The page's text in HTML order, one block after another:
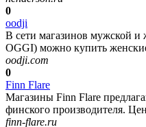
0
oodji
В сети магазинов мужской
OGGI) можно купить
oodji.com
0
Finn Flare
Магазины Finn Flare
финского производителя.
finn-flare.ru